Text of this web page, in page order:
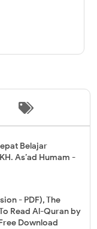
Belajar
As’ad Humam -
- PDF), The
Read Al-Quran by
Download